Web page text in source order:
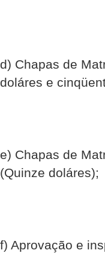
d) Chapas de
doláres e
e) Chapas de
(Quinze doláres);
f) Aprovação e